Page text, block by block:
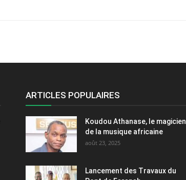
ARTICLES POPULAIRES
Koudou Athanase, le magicien
de la musique africaine
août 23, 2025
Lancement des Travaux du